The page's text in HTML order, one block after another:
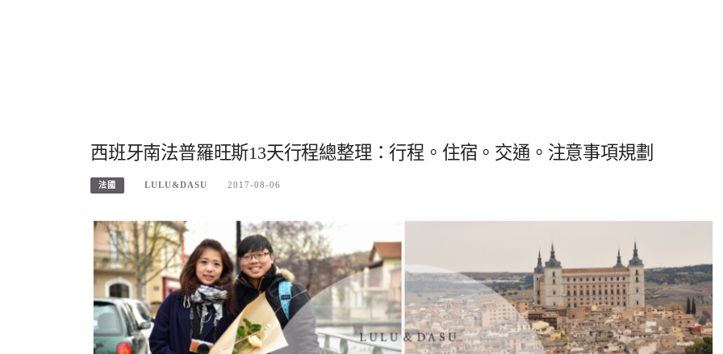
西班牙南法普羅旺斯13天行程總整理：行程。住宿。交通。注意事項規劃
法國 LULU&DASU 2017-08-06